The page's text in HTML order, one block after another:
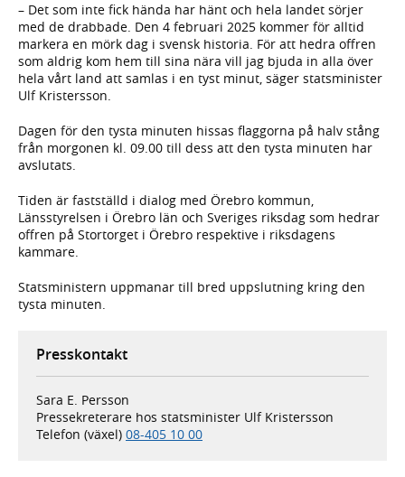
– Det som inte fick hända har hänt och hela landet sörjer
med de drabbade. Den 4 februari 2025 kommer för alltid
markera en mörk dag i svensk historia. För att hedra offren
som aldrig kom hem till sina nära vill jag bjuda in alla över
hela vårt land att samlas i en tyst minut, säger statsminister
Ulf Kristersson.
Dagen för den tysta minuten hissas flaggorna på halv stång
från morgonen kl. 09.00 till dess att den tysta minuten har
avslutats.
Tiden är fastställd i dialog med Örebro kommun,
Länsstyrelsen i Örebro län och Sveriges riksdag som hedrar
offren på Stortorget i Örebro respektive i riksdagens
kammare.
Statsministern uppmanar till bred uppslutning kring den
tysta minuten.
Presskontakt
Sara E. Persson
Pressekreterare hos statsminister Ulf Kristersson
Telefon (växel) 08-405 10 00